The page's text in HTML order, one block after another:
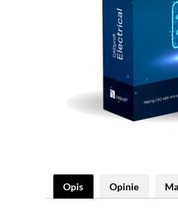
Opis Opinie